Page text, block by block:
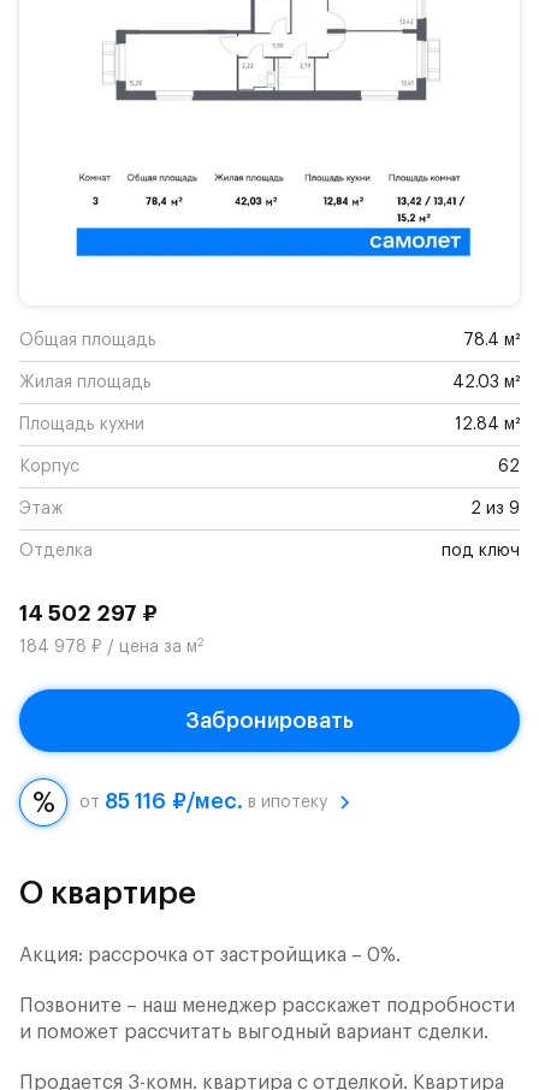
Общая площадь 78.4 м²
Жилая площадь 42.03 м²
Площадь кухни 12.84 м²
Корпус 62
Этаж 2 из 9
Отделка под ключ
14 502 297 ₽
184 978 ₽ / цена за м2
Забронировать
от 85 116 ₽/мес. в ипотеку
О квартире
Акция: рассрочка от застройщика – 0%.
Позвоните – наш менеджер расскажет подробности
и поможет рассчитать выгодный вариант сделки.
Продается 3-комн. квартира с отделкой. Квартира